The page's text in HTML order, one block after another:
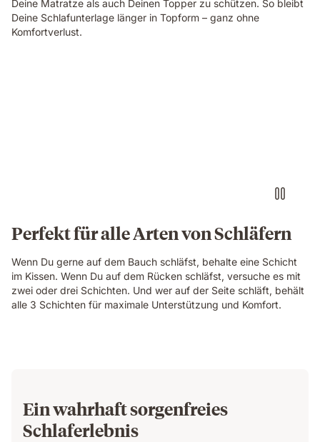
Deine Matratze als auch Deinen Topper zu schützen. So bleibt
Deine Schlafunterlage länger in Topform – ganz ohne
Komfortverlust.
Perfekt für alle Arten von Schläfern
Wenn Du gerne auf dem Bauch schläfst, behalte eine Schicht
im Kissen. Wenn Du auf dem Rücken schläfst, versuche es mit
zwei oder drei Schichten. Und wer auf der Seite schläft, behält
alle 3 Schichten für maximale Unterstützung und Komfort.
Ein wahrhaft sorgenfreies
Schlaferlebnis